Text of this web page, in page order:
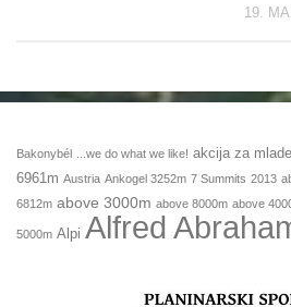
19.
Bakonybél ...we do what we like! akcija za mlade
6961m Austria Ankogel 3252m 7 Summits 2013
6812m above 3000m above 8000m above
5000m Alpi Alfred